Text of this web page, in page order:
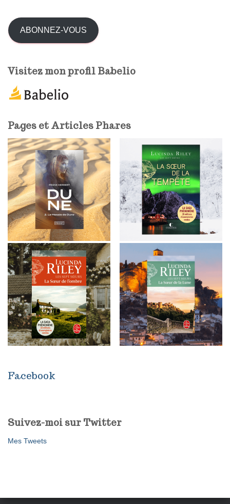
:
s
s
a
l
ABONNEZ-VOUS
Visitez mon profil Babelio
Pages et Articles Phares
Facebook
Suivez-moi sur Twitter
Mes Tweets